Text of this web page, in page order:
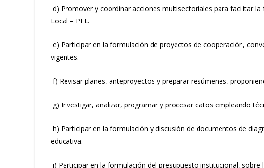
d) Promover y coordinar acciones multisectoriales para facilitar
Local – PEL.
e) Participar en la formulación de proyectos de cooperación,
vigentes.
f) Revisar planes, anteproyectos y preparar resúmenes,
g) Investigar, analizar, programar y procesar datos empleando
h) Participar en la formulación y discusión de documentos de
educativa.
i) Participar en la formulación del presupuesto institucional,